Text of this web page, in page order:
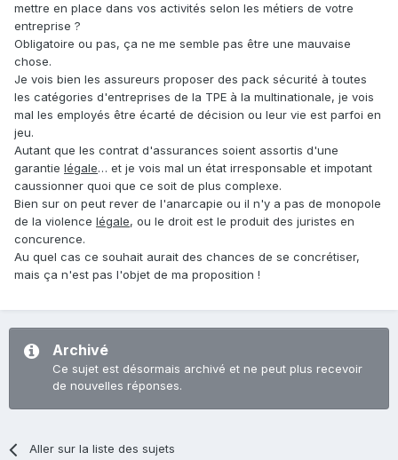
mettre en place dans vos activités selon les métiers de votre
entreprise ?
Obligatoire ou pas, ça ne me semble pas être une mauvaise
chose.
Je vois bien les assureurs proposer des pack sécurité à toutes
les catégories d'entreprises de la TPE à la multinationale, je vois
mal les employés être écarté de décision ou leur vie est parfoi en
jeu.
Autant que les contrat d'assurances soient assortis d'une
garantie légale… et je vois mal un état irresponsable et impotant
caussionner quoi que ce soit de plus complexe.
Bien sur on peut rever de l'anarcapie ou il n'y a pas de monopole
de la violence légale, ou le droit est le produit des juristes en
concurence.
Au quel cas ce souhait aurait des chances de se concrétiser,
mais ça n'est pas l'objet de ma proposition !
Archivé
Ce sujet est désormais archivé et ne peut plus recevoir
de nouvelles réponses.
Aller sur la liste des sujets